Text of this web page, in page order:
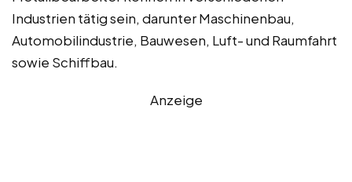
Industrien tätig sein, darunter Maschinenbau,
Automobilindustrie, Bauwesen, Luft- und Raumfahrt
sowie Schiffbau.
Anzeige